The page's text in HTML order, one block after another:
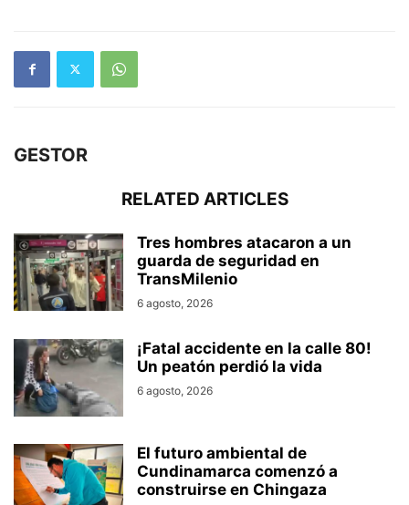
GESTOR
RELATED ARTICLES
Tres hombres atacaron a un
guarda de seguridad en
TransMilenio
6 agosto, 2026
¡Fatal accidente en la calle 80!
Un peatón perdió la vida
6 agosto, 2026
El futuro ambiental de
Cundinamarca comenzó a
construirse en Chingaza